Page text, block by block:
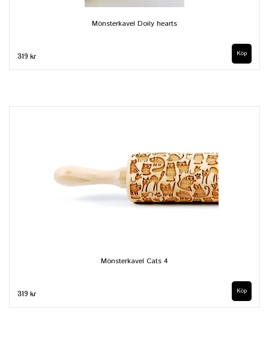
Mönsterkavel Doily hearts
319 kr
Mönsterkavel Cats 4
319 kr